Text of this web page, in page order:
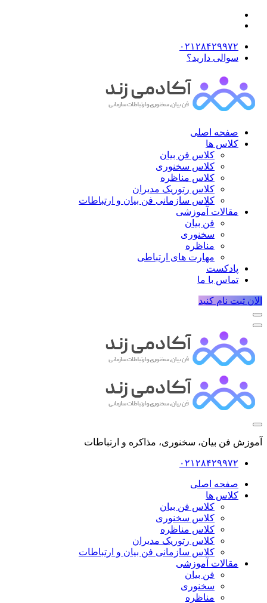
۰۲۱۲۸۴۲۹۹۷۲
سوالی دارید؟
صفحه اصلی
کلاس ها
کلاس فن بیان
کلاس سخنوری
کلاس مناظره
کلاس رتوریک مدیران
کلاس سازمانی فن بیان و ارتباطات
مقالات آموزشی
فن بیان
سخنوری
مناظره
مهارت های ارتباطی
پادکست
تماس با ما
الان ثبت نام کنید
آموزش فن بیان، سخنوری، مذاکره و ارتباطات
۰۲۱۲۸۴۲۹۹۷۲
صفحه اصلی
کلاس ها
کلاس فن بیان
کلاس سخنوری
کلاس مناظره
کلاس رتوریک مدیران
کلاس سازمانی فن بیان و ارتباطات
مقالات آموزشی
فن بیان
سخنوری
مناظره